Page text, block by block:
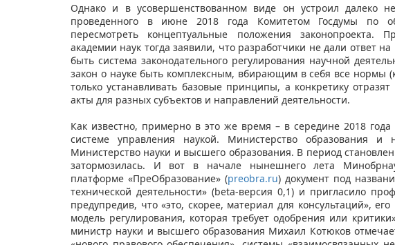
Однако и в усовершенствованном виде он устроил далеко не
проведенного в июне 2018 года Комитетом Госдумы по
пересмотреть концептуальные положения законопроекта.
академии наук тогда заявили, что разработчики не дали ответ
быть система законодательного регулирования научной
закон о науке быть комплексным, вбирающим в себя все нормы
только устанавливать базовые принципы, а конкретику
акты для разных субъектов и направлений деятельности.
Как известно, примерно в это же время – в середине 2018
системе управления наукой. Министерство образования и
Министерство науки и высшего образования. В период
затормозилась. И вот в начале нынешнего лета
платформе «ПреОбразование» (preobra.ru) документ под
технической деятельности» (beta-версия 0,1) и пригласило
предупредив, что «это, скорее, материал для консультаций»,
модель регулирования, которая требует одобрения или
министр науки и высшего образования Михаил Котюков